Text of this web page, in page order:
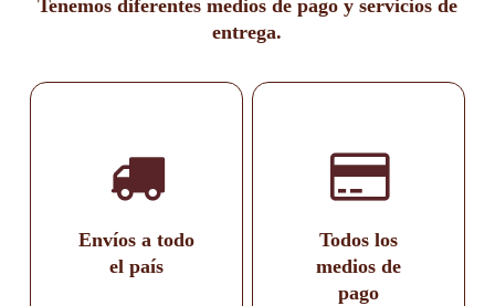
Tenemos diferentes medios de pago y servicios de
entrega.
Envíos a todo
el país
Todos los
medios de
pago